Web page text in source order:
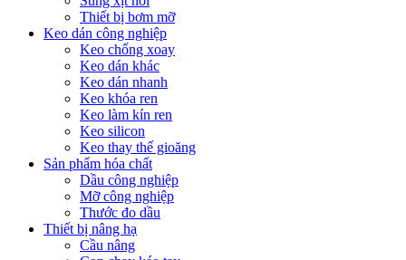
Thiết bị bơm mỡ
Keo dán công nghiệp
Keo chống xoay
Keo dán khác
Keo dán nhanh
Keo khóa ren
Keo làm kín ren
Keo silicon
Keo thay thế gioăng
Sản phẩm hóa chất
Dầu công nghiệp
Mỡ công nghiệp
Thước đo dầu
Thiết bị nâng hạ
Cầu nâng